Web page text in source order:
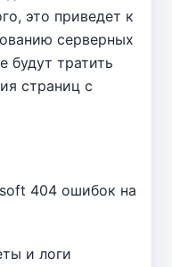
это приведет к
серверных
будут тратить
страниц с
404 ошибок на
и логи